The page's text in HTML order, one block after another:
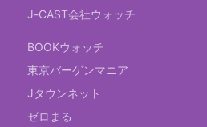
J-CAST会社ウォッチ
BOOKウォッチ
東京バーゲンマニア
Jタウンネット
ゼロまる